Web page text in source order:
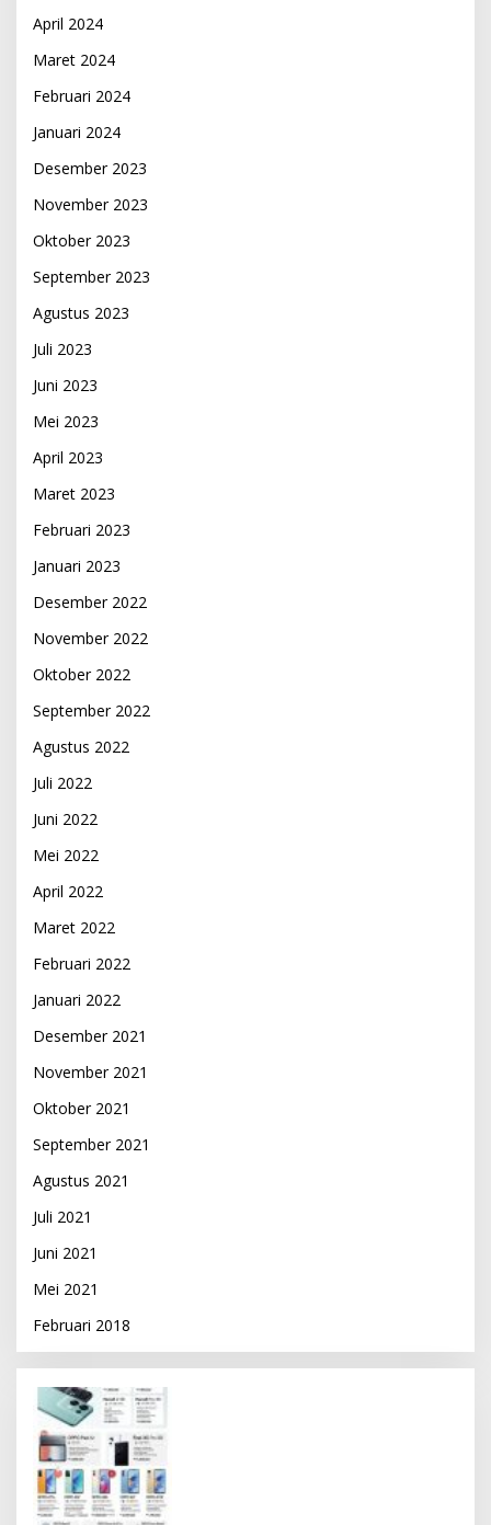
April 2024
Maret 2024
Februari 2024
Januari 2024
Desember 2023
November 2023
Oktober 2023
September 2023
Agustus 2023
Juli 2023
Juni 2023
Mei 2023
April 2023
Maret 2023
Februari 2023
Januari 2023
Desember 2022
November 2022
Oktober 2022
September 2022
Agustus 2022
Juli 2022
Juni 2022
Mei 2022
April 2022
Maret 2022
Februari 2022
Januari 2022
Desember 2021
November 2021
Oktober 2021
September 2021
Agustus 2021
Juli 2021
Juni 2021
Mei 2021
Februari 2018